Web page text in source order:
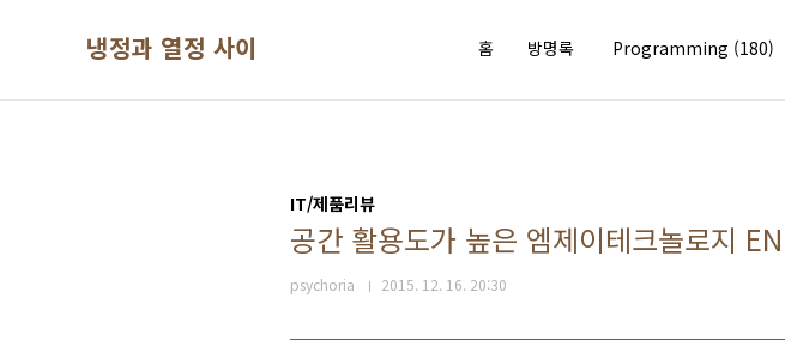
냉정과 열정 사이 홈 방명록 Programming (180)
IT/제품리뷰
공간 활용도가 높은 엠제이테크놀로지
psychoria 2015. 12. 16. 20:30